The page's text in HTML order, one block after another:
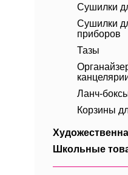
Сушилки
Сушилки
приборов
Тазы
Ланч-
Корзины
Школьные